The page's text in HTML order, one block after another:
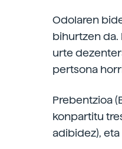
Odolaren
bihurtzen da.
urte
pertsona
Prebentzioa
konpartitu
adibidez),